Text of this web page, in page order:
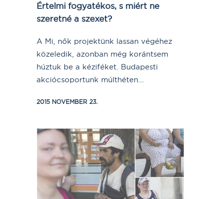
Értelmi fogyatékos, s miért ne
szeretné a szexet?
A Mi, nők projektünk lassan végéhez
közeledik, azonban még korántsem
húztuk be a kéziféket. Budapesti
akciócsoportunk múlthéten...
2015 NOVEMBER 23.